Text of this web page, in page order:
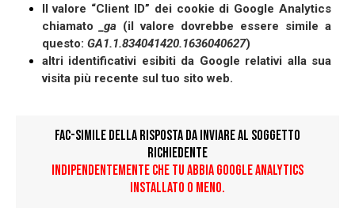
Il valore “Client ID” dei cookie di Google Analytics
chiamato
_ga (il valore dovrebbe essere simile a
questo: GA1.1.834041420.1636040627)
altri identificativi esibiti da Google relativi alla sua
visita più recente sul tuo sito web.
FAC-SIMILE DELLA RISPOSTA DA INVIARE AL SOGGETTO
RICHIEDENTE
INDIPENDENTEMENTE CHE TU ABBIA GOOGLE ANALYTICS
INSTALLATO O MENO.